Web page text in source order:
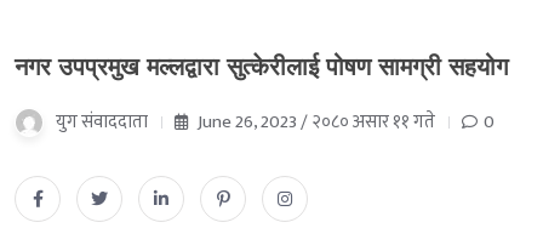
नगर उपप्रमुख मल्लद्वारा सुत्केरीलाई पोषण सामग्री सहयोग
युग संवाददाता June 26, 2023 / २०८० असार ११ गते 0